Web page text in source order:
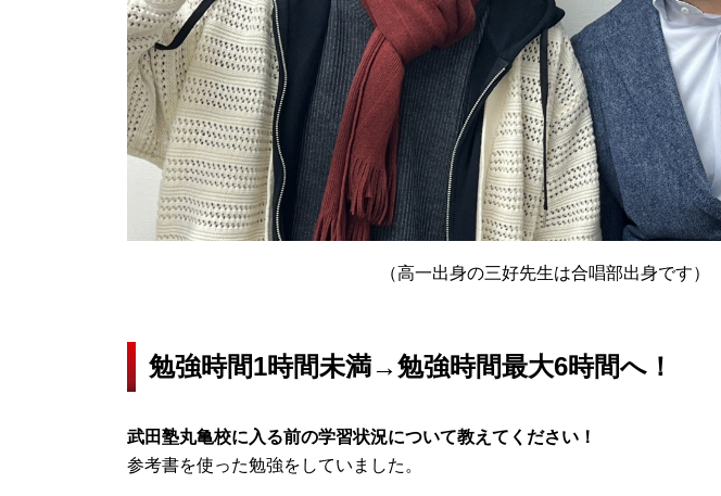
（高一出身の三好先生は合唱部出身です）
勉強時間1時間未満→勉強時間最大6時間へ！
武田塾丸亀校に入る前の学習状況について教えてください！
参考書を使った勉強をしていました。